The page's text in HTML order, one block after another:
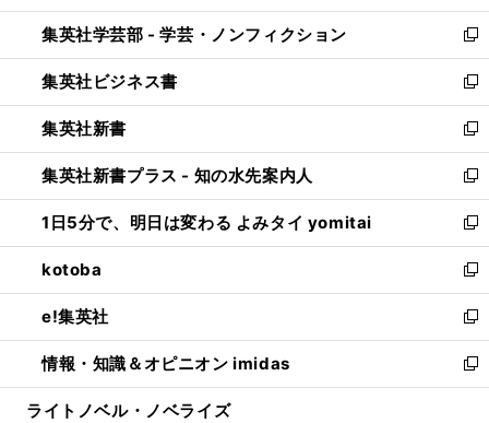
開
く
ウ
で
開
く
ン
ド
ウ
で
開
く
ウ
ィ
ン
ド
ウ
で
開
く
集英社学芸部 - 学芸・ノンフィクション
新
し
い
ウ
ィ
ン
ド
ウ
で
開
く
集英社ビジネス書
新
し
い
ウ
ィ
ン
ド
ウ
で
開
く
集英社新書
新
し
い
ウ
ィ
ン
ド
ウ
で
開
く
集英社新書プラス - 知の水先案内人
新
し
い
ウ
ィ
ン
ド
ウ
で
開
1日5分で、明日は変わる よみタイ yomitai
新
し
い
ウ
ィ
ン
ド
ウ
kotoba
新
し
い
ウ
ィ
ン
e!集英社
新
し
い
ウ
情報・知識＆オピニオン imidas
新
し
ライトノベル・ノベライズ